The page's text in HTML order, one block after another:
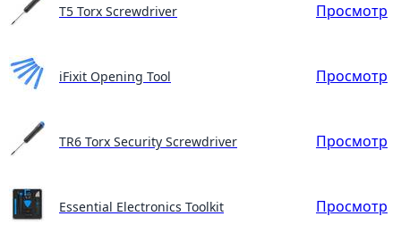
T5 Torx Screwdriver Просмотр
iFixit Opening Tool Просмотр
TR6 Torx Security Screwdriver Просмотр
Essential Electronics Toolkit Просмотр